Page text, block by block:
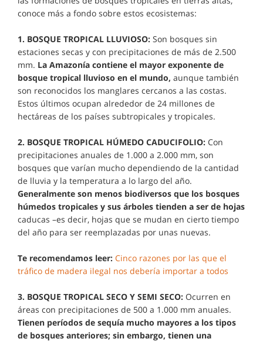
conoce más a fondo sobre estos ecosistemas:
1. BOSQUE TROPICAL LLUVIOSO: Son bosques sin
estaciones secas y con precipitaciones de más de 2.500
mm. La Amazonía contiene el mayor exponente de
bosque tropical lluvioso en el mundo, aunque también
son reconocidos los manglares cercanos a las costas.
Estos últimos ocupan alrededor de 24 millones de
hectáreas de los países subtropicales y tropicales.
2. BOSQUE TROPICAL HÚMEDO CADUCIFOLIO: Con
precipitaciones anuales de 1.000 a 2.000 mm, son
bosques que varían mucho dependiendo de la cantidad
de lluvia y la temperatura a lo largo del año.
Generalmente son menos biodiversos que los bosques
húmedos tropicales y sus árboles tienden a ser de hojas
caducas –es decir, hojas que se mudan en cierto tiempo
del año para ser reemplazadas por unas nuevas.
Te recomendamos leer: Cinco razones por las que el
tráfico de madera ilegal nos debería importar a todos
3. BOSQUE TROPICAL SECO Y SEMI SECO: Ocurren en
áreas con precipitaciones de 500 a 1.000 mm anuales.
Tienen períodos de sequía mucho mayores a los tipos
de bosques anteriores; sin embargo, tienen una